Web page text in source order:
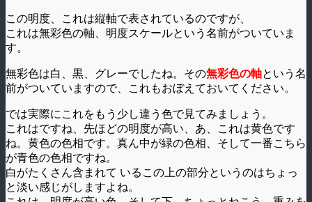
この明度、これは縦軸で表されているのですが、
これは無彩色の軸、明度スケールという名前がついていま
す。
無彩色は白、黒、グレーでしたね。その無彩色の軸という名
前がついていますので、これもおぼえておいてください。
では実際にこれをもう少し違う色で見てみましょう。
これはですね、先ほどの明度が高い、あ、これは黄色です
ね。黄色の色相です。真ん中が緑の色相、そして一番こちら
が青色の色相ですね。
白がたくさん含まれて いるこの上の部分というのはちょっ
と淡い感じがしますよね。